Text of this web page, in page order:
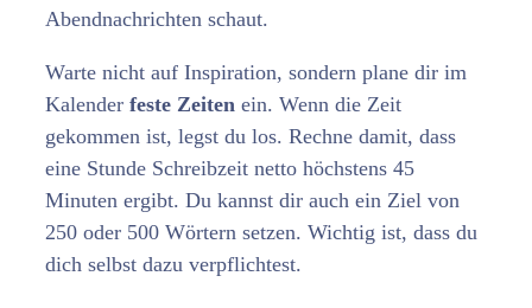
Abendnachrichten schaut.
Warte nicht auf Inspiration, sondern plane dir im
Kalender feste Zeiten ein. Wenn die Zeit
gekommen ist, legst du los. Rechne damit, dass
eine Stunde Schreibzeit netto höchstens 45
Minuten ergibt. Du kannst dir auch ein Ziel von
250 oder 500 Wörtern setzen. Wichtig ist, dass du
dich selbst dazu verpflichtest.